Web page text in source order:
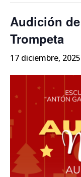
Audición
Trompeta
17 diciembre,